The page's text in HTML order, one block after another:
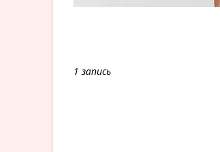
1 запись